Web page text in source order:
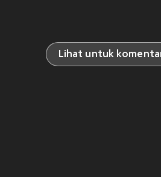
Lihat untuk